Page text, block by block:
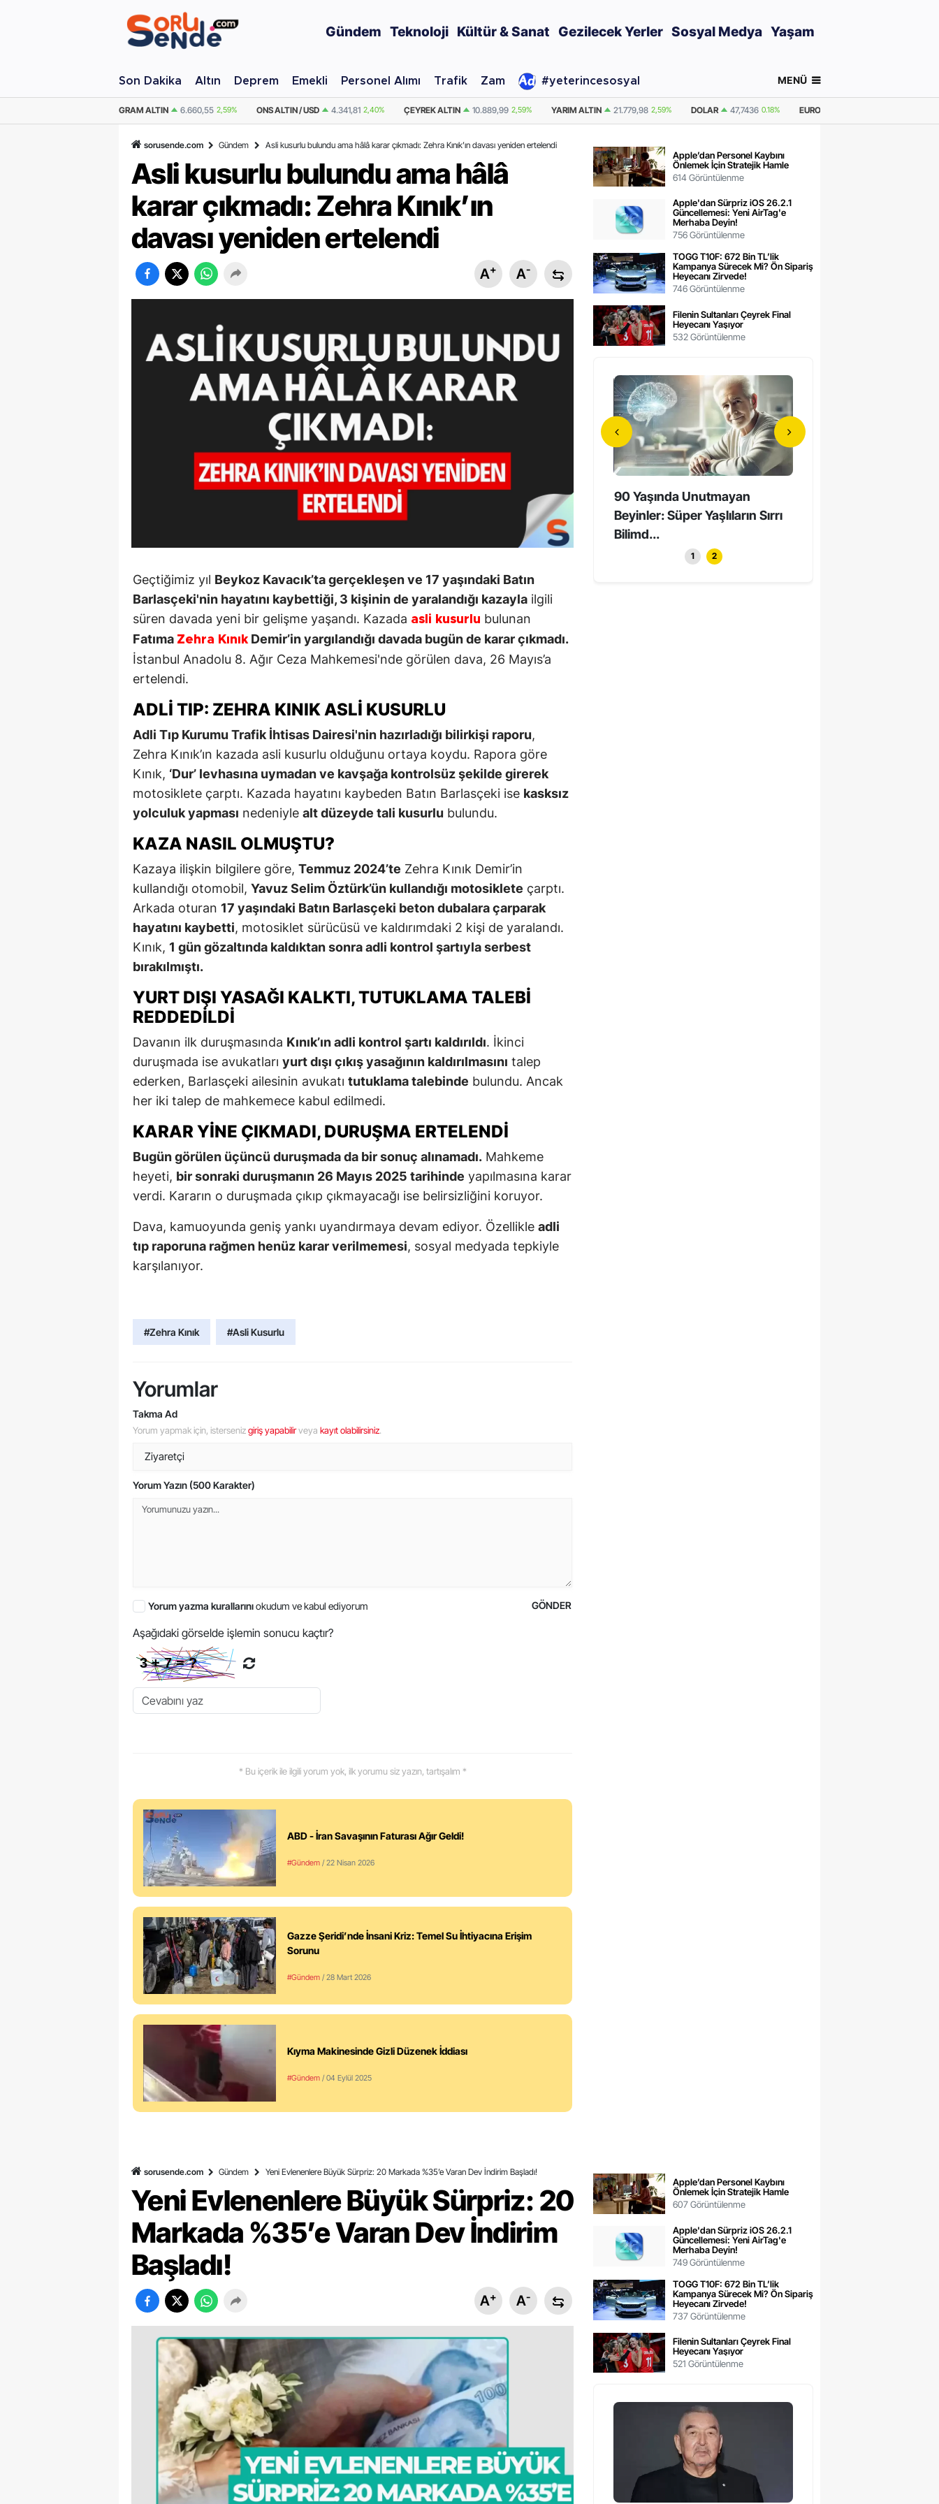
Gündem Teknoloji Kültür & Sanat Gezilecek Yerler Sosyal Medya Yaşam
Son Dakika Altın Deprem Emekli Personel Alımı Trafik Zam #yeterincesosyal MENÜ
ONS ALTIN / USD 4.341,81 2,40% ÇEYREK ALTIN 10.889,99 2,59% YARIM ALTIN 21.779,98 2,59% DOLAR 47,7436 0.18% EURO 55,2510 0.32% GRAM ALTIN
sorusende.com Gündem Asli kusurlu bulundu ama hâlâ karar çıkmadı: Zehra Kınık’ın davası yeniden ertelendi
Asli kusurlu bulundu ama hâlâ
karar çıkmadı: Zehra Kınık’ın
davası yeniden ertelendi
A+ A-
Geçtiğimiz yıl Beykoz Kavacık’ta gerçekleşen ve 17 yaşındaki Batın
Barlasçeki'nin hayatını kaybettiği, 3 kişinin de yaralandığı kazayla ilgili
süren davada yeni bir gelişme yaşandı. Kazada asli kusurlu bulunan
Fatıma Zehra Kınık Demir’in yargılandığı davada bugün de karar çıkmadı.
İstanbul Anadolu 8. Ağır Ceza Mahkemesi'nde görülen dava, 26 Mayıs’a
ertelendi.
ADLI TIP: ZEHRA KINIK ASLI KUSURLU
Adli Tıp Kurumu Trafik İhtisas Dairesi'nin hazırladığı bilirkişi raporu,
Zehra Kınık’ın kazada asli kusurlu olduğunu ortaya koydu. Rapora göre
Kınık, ‘Dur’ levhasına uymadan ve kavşağa kontrolsüz şekilde girerek
motosiklete çarptı. Kazada hayatını kaybeden Batın Barlasçeki ise kasksız
yolculuk yapması nedeniyle alt düzeyde tali kusurlu bulundu.
KAZA NASIL OLMUŞTU?
Kazaya ilişkin bilgilere göre, Temmuz 2024’te Zehra Kınık Demir’in
kullandığı otomobil, Yavuz Selim Öztürk’ün kullandığı motosiklete çarptı.
Arkada oturan 17 yaşındaki Batın Barlasçeki beton dubalara çarparak
hayatını kaybetti, motosiklet sürücüsü ve kaldırımdaki 2 kişi de yaralandı.
Kınık, 1 gün gözaltında kaldıktan sonra adli kontrol şartıyla serbest
bırakılmıştı.
YURT DIŞI YASAĞI KALKTI, TUTUKLAMA TALEBI
REDDEDILDI
Davanın ilk duruşmasında Kınık’ın adli kontrol şartı kaldırıldı. İkinci
duruşmada ise avukatları yurt dışı çıkış yasağının kaldırılmasını talep
ederken, Barlasçeki ailesinin avukatı tutuklama talebinde bulundu. Ancak
her iki talep de mahkemece kabul edilmedi.
KARAR YINE ÇIKMADI, DURUŞMA ERTELENDI
Bugün görülen üçüncü duruşmada da bir sonuç alınamadı. Mahkeme
heyeti, bir sonraki duruşmanın 26 Mayıs 2025 tarihinde yapılmasına karar
verdi. Kararın o duruşmada çıkıp çıkmayacağı ise belirsizliğini koruyor.
Dava, kamuoyunda geniş yankı uyandırmaya devam ediyor. Özellikle adli
tıp raporuna rağmen henüz karar verilmemesi, sosyal medyada tepkiyle
karşılanıyor.
#Zehra Kınık #Asli Kusurlu
Yorumlar
Takma Ad
Yorum yapmak için, istersenizgiriş yapabilirveya kayıt olabilirsiniz.
Yorum Yazın (500 Karakter)
GÖNDER
Yorum yazma kurallarınıokudum ve kabul ediyorum
Aşağıdaki görselde işlemin sonucu kaçtır?
* Bu içerik ile ilgili yorum yok, ilk yorumu siz yazın, tartışalım *
ABD - İran Savaşının Faturası Ağır Geldi!
#Gündem / 22 Nisan 2026
Gazze Şeridi’nde İnsani Kriz: Temel Su İhtiyacına Erişim
Sorunu
#Gündem / 28 Mart 2026
Kıyma Makinesinde Gizli Düzenek İddiası
#Gündem / 04 Eylül 2025
Apple’dan Personel Kaybını
Önlemek İçin Stratejik Hamle
614 Görüntülenme
Apple'dan Sürpriz iOS 26.2.1
Güncellemesi: Yeni AirTag'e
Merhaba Deyin!
756 Görüntülenme
TOGG T10F: 672 Bin TL’lik
Kampanya Sürecek Mi? Ön Sipariş
Heyecanı Zirvede!
746 Görüntülenme
Filenin Sultanları Çeyrek Final
Heyecanı Yaşıyor
532 Görüntülenme
90 Yaşında Unutmayan
Beyinler: Süper Yaşlıların Sırrı
Hollywood’un Yerli Yıldızı 73
Yaşında Hayatını Kaybetti
90 Yaşında Unutmayan
Beyinler: Süper Yaşlıların Sırrı
Bilimd...
1 2
sorusende.com Gündem Yeni Evlenenlere Büyük Sürpriz: 20 Markada %35’e Varan Dev İndirim Başladı!
Yeni Evlenenlere Büyük Sürpriz: 20
Markada %35’e Varan Dev İndirim
Başladı!
A+ A-
Apple’dan Personel Kaybını
Önlemek İçin Stratejik Hamle
607 Görüntülenme
Apple'dan Sürpriz iOS 26.2.1
Güncellemesi: Yeni AirTag'e
Merhaba Deyin!
749 Görüntülenme
TOGG T10F: 672 Bin TL’lik
Kampanya Sürecek Mi? Ön Sipariş
Heyecanı Zirvede!
737 Görüntülenme
Filenin Sultanları Çeyrek Final
Heyecanı Yaşıyor
521 Görüntülenme